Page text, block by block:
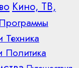
Кино, ТВ,
Техника
Политика